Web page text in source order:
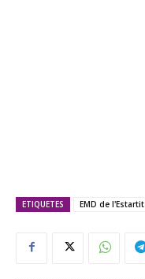
ETIQUETES EMD de l'Estartit